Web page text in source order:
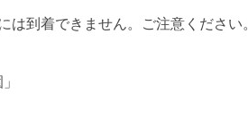
到着できません。ご注意ください。